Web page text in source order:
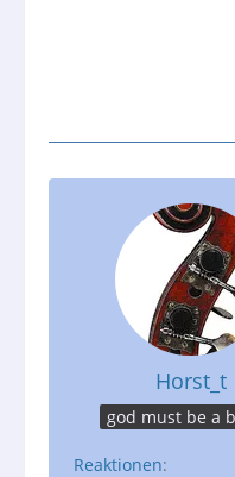
Horst_t
Reaktionen